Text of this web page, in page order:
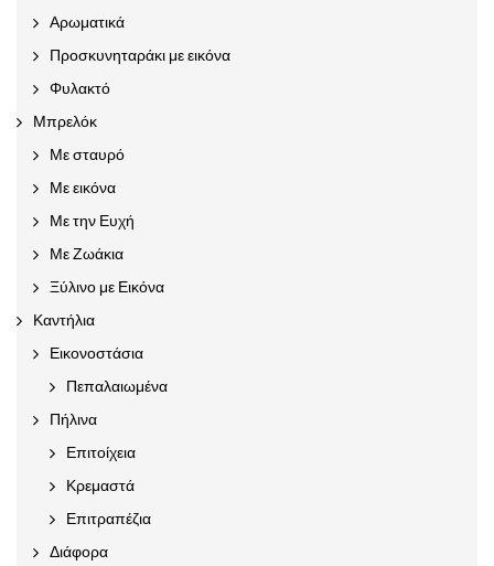
Αρωματικά
Προσκυνηταράκι με εικόνα
Φυλακτό
Μπρελόκ
Με σταυρό
Με εικόνα
Με την Ευχή
Με Ζωάκια
Ξύλινο με Εικόνα
Καντήλια
Εικονοστάσια
Πεπαλαιωμένα
Πήλινα
Επιτοίχεια
Κρεμαστά
Επιτραπέζια
Διάφορα